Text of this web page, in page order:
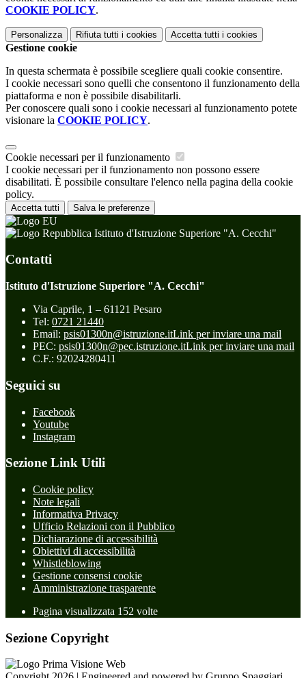
COOKIE POLICY.
Personalizza Rifiuta tutti i cookies Accetta tutti i cookies
Gestione cookie
In questa schermata è possibile scegliere quali cookie consentire.
I cookie necessari sono quelli che consentono il funzionamento della
piattaforma e non è possibile disabilitarli.
Per conoscere quali sono i cookie necessari al funzionamento potete
visionare la COOKIE POLICY.
Cookie necessari per il funzionamento
I cookie necessari per il funzionamento non possono essere
disabilitati. È possibile consultare l'elenco nella pagina della cookie
policy.
Accetta tutti Salva le preferenze
Istituto d'Istruzione Superiore "A. Cecchi"
Contatti
Istituto d'Istruzione Superiore "A. Cecchi"
Via Caprile, 1 – 61121 Pesaro
Tel: 0721 21440
Email: psis01300n@istruzione.itLink per inviare una mail
PEC: psis01300n@pec.istruzione.itLink per inviare una mail
C.F.: 92024280411
Seguici su
Facebook
Youtube
Instagram
Sezione Link Utili
Cookie policy
Note legali
Informativa Privacy
Ufficio Relazioni con il Pubblico
Dichiarazione di accessibilità
Obiettivi di accessibilità
Whistleblowing
Gestione consensi cookie
Amministrazione trasparente
Pagina visualizzata 152 volte
Sezione Copyright